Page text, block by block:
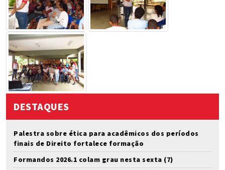
DESTAQUES
Palestra sobre ética para acadêmicos dos períodos
finais de Direito fortalece formação
Formandos 2026.1 colam grau nesta sexta (7)